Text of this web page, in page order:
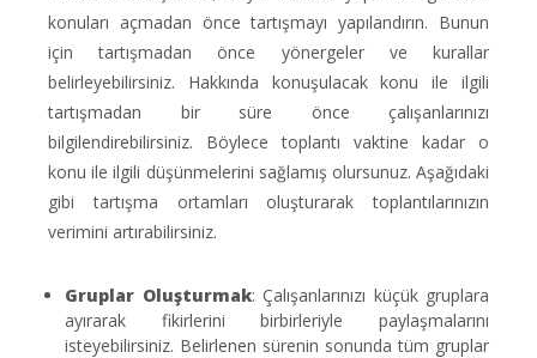
konuları açmadan önce tartışmayı yapılandırın. Bunun
için tartışmadan önce yönergeler ve kurallar
belirleyebilirsiniz. Hakkında konuşulacak konu ile ilgili
tartışmadan bir süre önce çalışanlarınızı
bilgilendirebilirsiniz. Böylece toplantı vaktine kadar o
konu ile ilgili düşünmelerini sağlamış olursunuz. Aşağıdaki
gibi tartışma ortamları oluşturarak toplantılarınızın
verimini artırabilirsiniz.
Gruplar Oluşturmak: Çalışanlarınızı küçük gruplara
ayırarak fikirlerini birbirleriyle paylaşmalarını
isteyebilirsiniz. Belirlenen sürenin sonunda tüm gruplar